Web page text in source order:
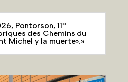
Pontorson, 11º
des Chemins du
Michel y la muerte».»